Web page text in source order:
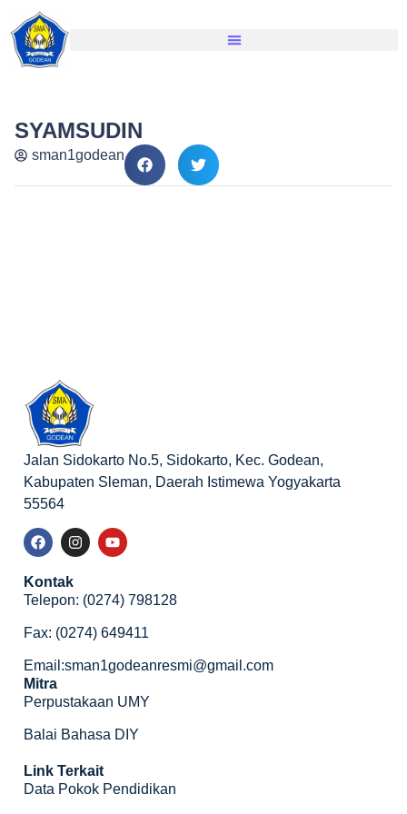
SYAMSUDIN
sman1godean
Jalan Sidokarto No.5, Sidokarto, Kec. Godean,
Kabupaten Sleman, Daerah Istimewa Yogyakarta
55564
Kontak
Telepon: (0274) 798128
Fax: (0274) 649411
Email:sman1godeanresmi@gmail.com
Mitra
Perpustakaan UMY
Balai Bahasa DIY
Link Terkait
Data Pokok Pendidikan